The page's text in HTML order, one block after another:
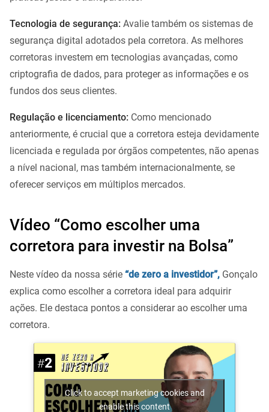
Tecnologia de segurança: Avalie também os sistemas de
segurança digital adotados pela corretora. As melhores
corretoras investem em tecnologias avançadas, como
criptografia de dados, para proteger as informações e os
fundos dos seus clientes.
Regulação e licenciamento: Como mencionado
anteriormente, é crucial que a corretora esteja devidamente
licenciada e regulada por órgãos competentes, não apenas
a nível nacional, mas também internacionalmente, se
oferecer serviços em múltiplos mercados.
Vídeo “Como escolher uma
corretora para investir na Bolsa”
Neste vídeo da nossa série “de zero a investidor”, Gonçalo
explica como escolher a corretora ideal para adquirir
ações. Ele destaca pontos a considerar ao escolher uma
corretora.
Click to accept marketing cookies and
enable this content